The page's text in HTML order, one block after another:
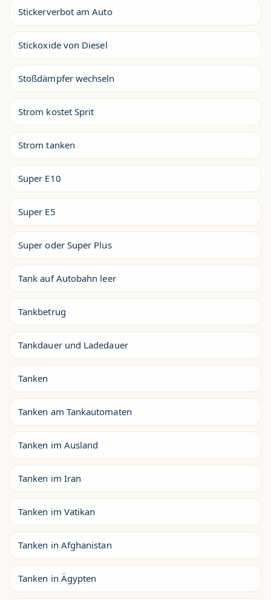
Stickerverbot am Auto
Stickoxide von Diesel
Stoßdämpfer wechseln
Strom kostet Sprit
Strom tanken
Super E10
Super E5
Super oder Super Plus
Tank auf Autobahn leer
Tankbetrug
Tankdauer und Ladedauer
Tanken
Tanken am Tankautomaten
Tanken im Ausland
Tanken im Iran
Tanken im Vatikan
Tanken in Afghanistan
Tanken in Ägypten